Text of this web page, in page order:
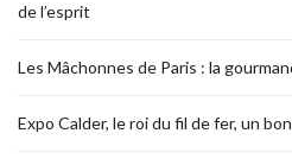
de l’esprit
Les Mâchonnes de Paris : la
Expo Calder, le roi du fil de fer, un